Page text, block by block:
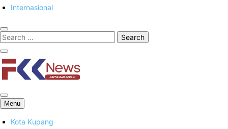
Internasional
FKK News
Menu
Kota Kupang